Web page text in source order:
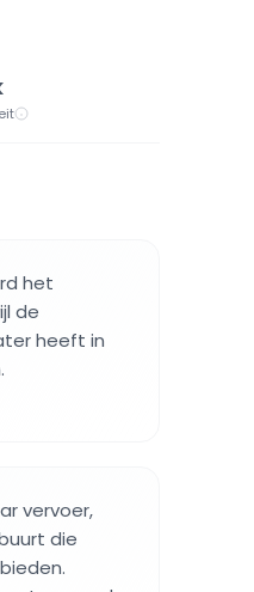
het
de
heeft in
vervoer,
die